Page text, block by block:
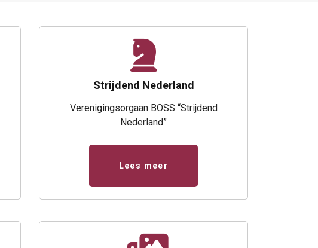
Strijdend Nederland
Verenigingsorgaan BOSS “Strijdend
Nederland”
Lees meer